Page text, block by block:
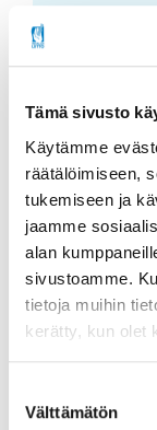
Tämä sivusto
Käytämme
räätälöimiseen,
tukemiseen ja
jaamme
alan
sivustoamme.
tietoja muihin
kerätty, kun olet
valinta
Välttämätön